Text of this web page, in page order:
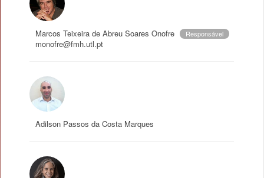
Marcos Teixeira de Abreu Soares Onofre Responsável
monofre@fmh.utl.pt
Adilson Passos da Costa Marques